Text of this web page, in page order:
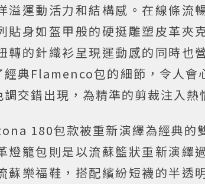
溢運動活力和結構感。在線條流
身如盔甲般的硬挺雕塑皮革夾
轉的針織衫呈現運動感的同時也
典Flamenco包的細節，令人會
交錯出現，為精準的剪裁注入熱
180包款被重新演繹為經典的
燈籠包則是以流蘇籃狀重新演繹
蘇樂福鞋，搭配繽紛短襪的半透